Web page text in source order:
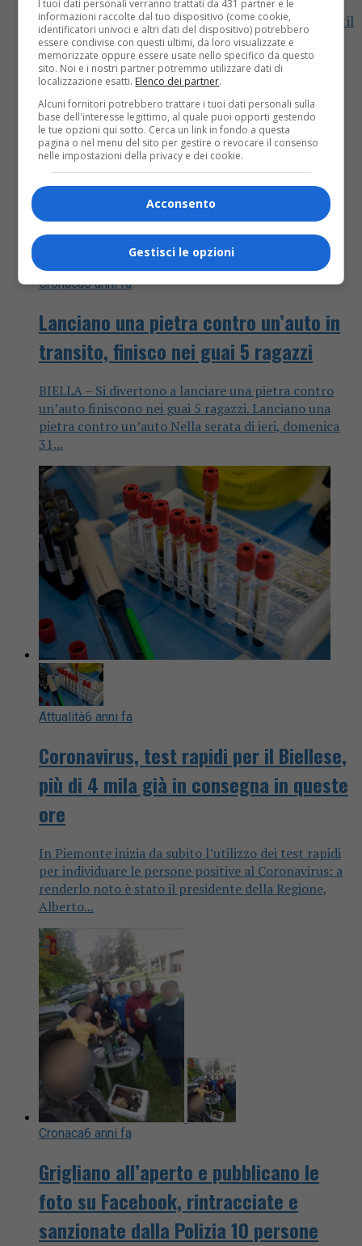
importante per la campagna di vaccinazione contro il
Covid-19 nel Biellese, perché vedrà interessate tre
distinte categorie: Forze dell’Ordine,...
Cronaca6 anni fa
Lanciano una pietra contro un’auto in
transito, finisco nei guai 5 ragazzi
BIELLA – Si divertono a lanciare una pietra contro
un’auto finiscono nei guai 5 ragazzi. Lanciano una
pietra contro un’auto Nella serata di ieri, domenica
31...
Attualità6 anni fa
Coronavirus, test rapidi per il Biellese,
più di 4 mila già in consegna in queste
ore
In Piemonte inizia da subito l’utilizzo dei test rapidi
per individuare le persone positive al Coronavirus: a
renderlo noto è stato il presidente della Regione,
Alberto...
Cronaca6 anni fa
Grigliano all’aperto e pubblicano le
foto su Facebook, rintracciate e
sanzionate dalla Polizia 10 persone
I tuoi dati personali verranno trattati da 431 partner e le
informazioni raccolte dal tuo dispositivo (come cookie,
identificatori univoci e altri dati del dispositivo) potrebbero
essere condivise con questi ultimi, da loro visualizzate e
memorizzate oppure essere usate nello specifico da questo
sito. Noi e i nostri partner potremmo utilizzare dati di
localizzazione esatti. Elenco dei partner.
Alcuni fornitori potrebbero trattare i tuoi dati personali sulla
base dell'interesse legittimo, al quale puoi opporti gestendo
le tue opzioni qui sotto. Cerca un link in fondo a questa
pagina o nel menu del sito per gestire o revocare il consenso
nelle impostazioni della privacy e dei cookie.
Acconsento
Gestisci le opzioni